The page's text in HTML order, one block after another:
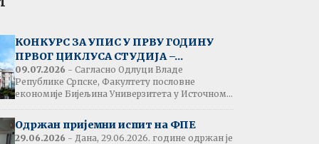
пословно
- 07.07.2026
испита:
трговина
- 07.07.2026
КОНКУРС ЗА УПИС У ПРВУ ГОДИНУ
ПРВОГ ЦИКЛУСА СТУДИЈА –...
09.07.2026 - Сагласно Одлуци Владе
Републике Српске, Факултету пословне
економије Бијељина Универзитета у Источном...
Одржан пријемни испит на ФПЕ
29.06.2026 - Дана, 29.06.2026. године одржан је